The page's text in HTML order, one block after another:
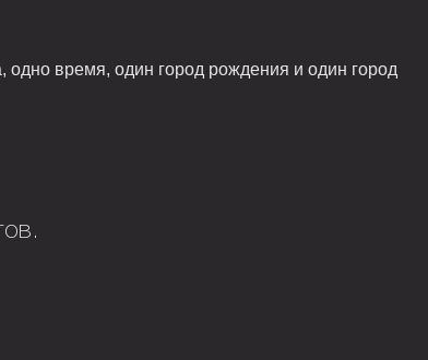
одно время, один город рождения и один город